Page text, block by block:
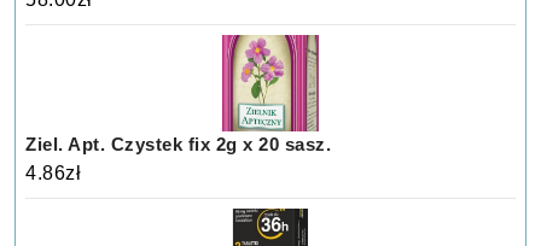
Ziel. Apt. Czystek fix 2g x 20 sasz.
4.86zł